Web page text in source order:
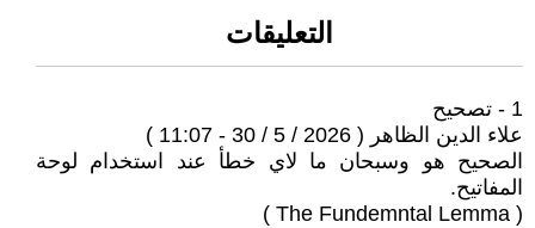
التعليقات
1 - تصحيح
علاء الدين الظاهر ( 2026 / 5 / 30 - 11:07 )
الصحيح هو وسبحان ما لاي خطأ عند استخدام لوحة
المفاتيح.
( The Fundemntal Lemma )